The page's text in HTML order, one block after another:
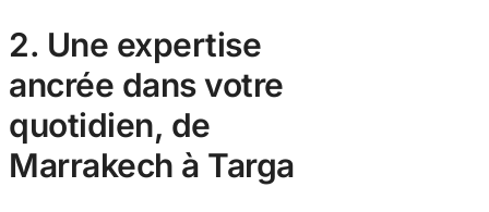
2. Une expertise
ancrée dans votre
quotidien, de
Marrakech à Targa